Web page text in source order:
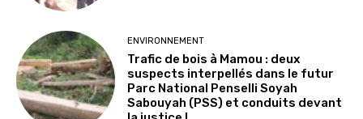
ENVIRONNEMENT
Trafic de bois à Mamou : deux
suspects interpellés dans le futur
Parc National Penselli Soyah
Sabouyah (PSS) et conduits devant